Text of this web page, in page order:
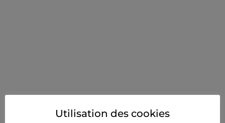
Utilisation des cookies